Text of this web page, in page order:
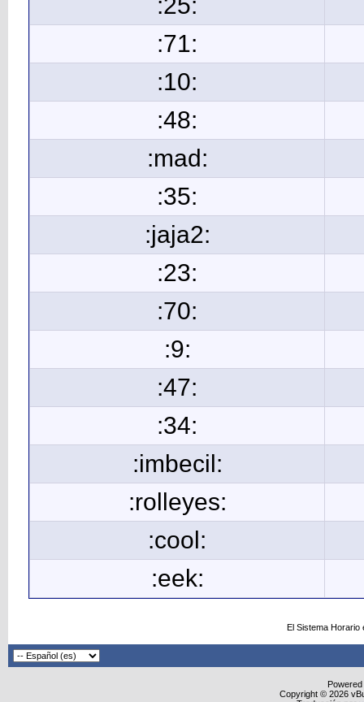
:25:
:71:
:10:
:48:
:mad:
:35:
:jaja2:
:23:
:70:
:9:
:47:
:34:
:imbecil:
:rolleyes:
:cool:
:eek:
El Sistema
Copyright © 2026